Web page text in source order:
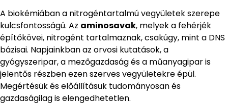
A biokémiában a nitrogéntartalmú vegyületek szerepe
kulcsfontosságú. Az aminosavak, melyek a fehérjék
építőkövei, nitrogént tartalmaznak, csakúgy, mint a DNS
bázisai. Napjainkban az orvosi kutatások, a
gyógyszeripar, a mezőgazdaság és a műanyagipar is
jelentős részben ezen szerves vegyületekre épül.
Megértésük és előállításuk tudományosan és
gazdaságilag is elengedhetetlen.